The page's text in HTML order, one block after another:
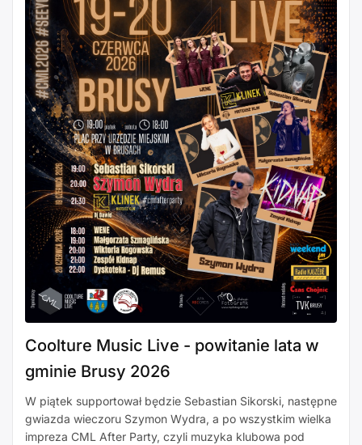
Coolture Music Live - powitanie lata w
gminie Brusy 2026
W piątek supportował będzie Sebastian Sikorski, następne
gwiazda wieczoru Szymon Wydra, a po wszystkim wielka
impreza CML After Party, czyli muzyka klubowa pod